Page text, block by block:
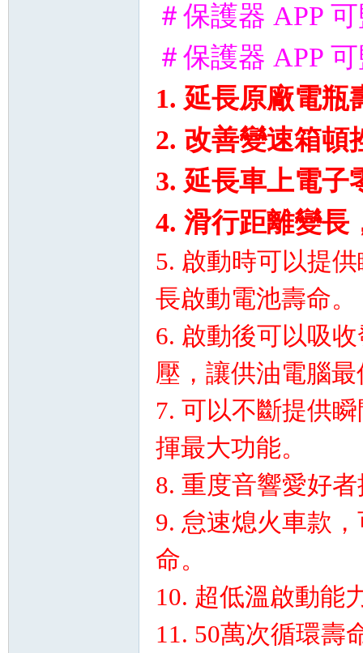
＃保護器 APP
＃保護器 APP
1. 延長原廠電瓶
2. 改善變速箱頓
3. 延長車上電子
4. 滑行距離變長
5. 啟動時可以提
長啟動電池壽命。
6. 啟動後可以吸
壓，讓供油電腦
7. 可以不斷提供
揮最大功能。
8. 重度音響愛好
9. 怠速熄火車款
命。
10. 超低溫啟動能
11. 50萬次循環壽